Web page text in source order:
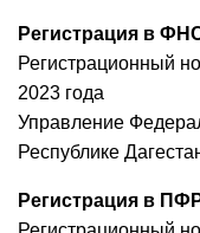
Регистрация в
Регистрационный
2023 года
Управление
Республике
Регистрация в